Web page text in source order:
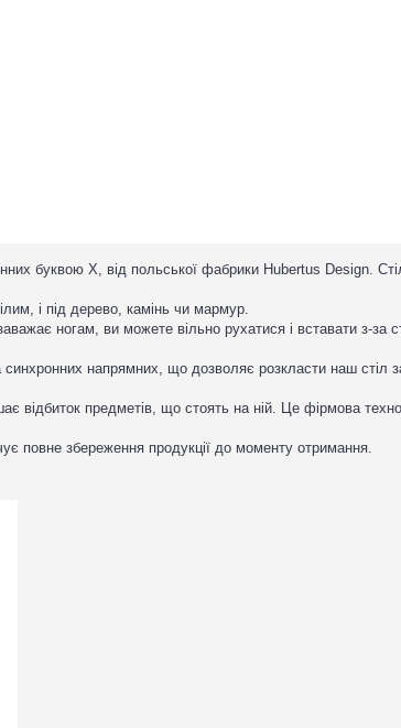
буквою Х, від польської фабрики Hubertus Design.
і під дерево, камінь чи мармур.
ногам, ви можете вільно рухатися і вставати з-за
напрямних, що дозволяє розкласти наш стіл
відбиток предметів, що стоять на ній. Це фірмова
повне збереження продукції до моменту отримання.